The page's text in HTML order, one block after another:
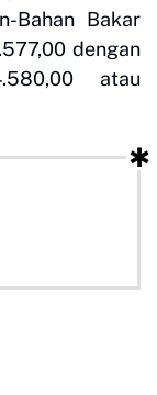
Bahan Bakar
dengan
atau